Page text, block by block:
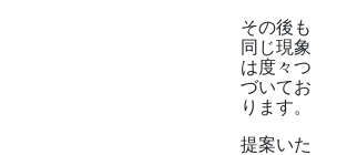
その後も
同じ現象
は度々つ
づいてお
ります。
提案いた